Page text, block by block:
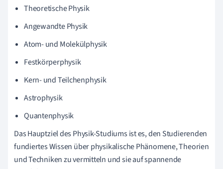
Theoretische Physik
Angewandte Physik
Atom- und Molekülphysik
Festkörperphysik
Kern- und Teilchenphysik
Astrophysik
Quantenphysik
Das Hauptziel des Physik-Studiums ist es, den Studierenden
fundiertes Wissen über physikalische Phänomene, Theorien
und Techniken zu vermitteln und sie auf spannende